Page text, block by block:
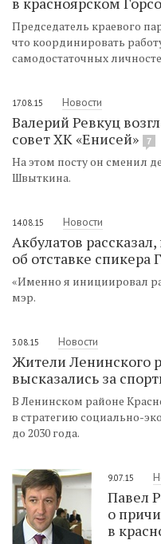
Председатель краевого
что координировать
самодостаточных
17.08.15 Новости
Валерий Ревкуц
совет ХК «Енисей»
7
На этом посту он сменил
Швыткина.
14.08.15 Новости
Акбулатов
об отставке спикера
«Именно я инициировал
мэр.
3.08.15 Новости
Жители Ленинского
высказались за
В Ленинском районе
в стратегию социально-
до 2030 года.
9.07.15
Павел
о
в